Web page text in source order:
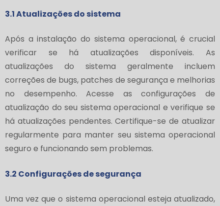
3.1 Atualizações do sistema
Após a instalação do sistema operacional, é crucial
verificar se há atualizações disponíveis. As
atualizações do sistema geralmente incluem
correções de bugs, patches de segurança e melhorias
no desempenho. Acesse as configurações de
atualização do seu sistema operacional e verifique se
há atualizações pendentes. Certifique-se de atualizar
regularmente para manter seu sistema operacional
seguro e funcionando sem problemas.
3.2 Configurações de segurança
Uma vez que o sistema operacional esteja atualizado,